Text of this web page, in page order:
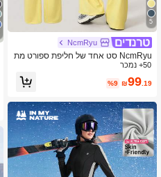
5
NcmRyu
NcmRyu סט אחד של חליפת ספורט מת
רחבת עם צווארון V עמוק וקולר לנשים
50+ נמכר
₪99.19
%9